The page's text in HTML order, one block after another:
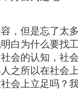
，但是忘了太
白为什么要找
会的认知，社
之所以在社会
会上立足吗？